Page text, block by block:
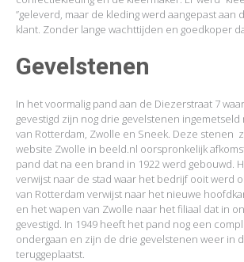
”geleverd, maar de kleding werd aangepast aan
klant. Zonder lange wachttijden en goedkoper
Gevelstenen
In het voormalig pand aan de Diezerstraat 7
gevestigd zijn nog drie gevelstenen
van Rotterdam, Zwolle en Sneek. Deze stenen
website Zwolle in beeld.nl oorspronkelijk
pand dat na een brand in 1922 werd gebouwd.
verwijst naar de stad waar het bedrijf ooit werd
van Rotterdam verwijst naar het nieuwe
en het wapen van Zwolle naar het filiaal dat in
gevestigd. In 1949 heeft het pand nog een
ondergaan en zijn de drie gevelstenen weer in
teruggeplaatst.